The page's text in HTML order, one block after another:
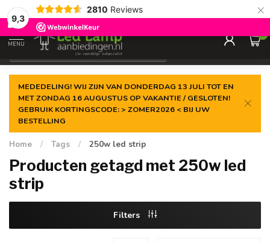
9,3
2810 Reviews ×
Gegarandeerde delaagste prijs
MENU
0
MEDEDELING! WIJ ZIJN VAN DONDERDAG 13 JULI TOT EN
MET ZONDAG 16 AUGUSTUS OP VAKANTIE / GESLOTEN!
GEBRUIK KORTINGSCODE: > ZOMER2026 < BIJ UW
BESTELLING
Home / Tags / 250w led strip
Producten getagd met 250w led
strip
Filters